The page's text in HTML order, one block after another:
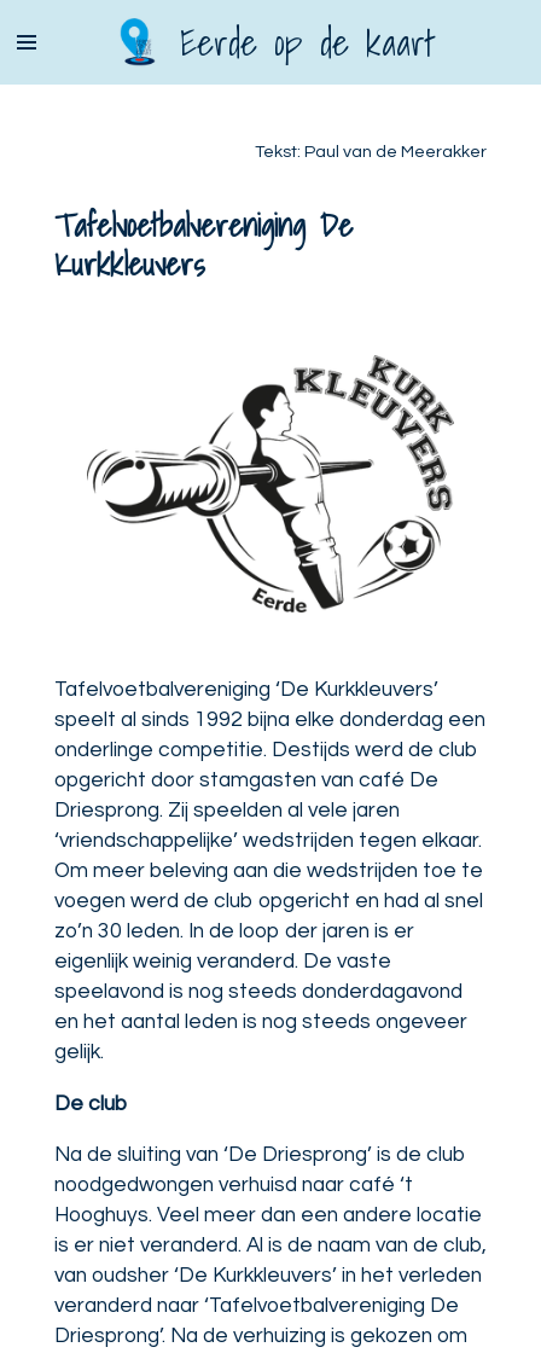
direct
naar
Eerde op de kaart
Tekst: Paul van de Meerakker
Tafelvoetbalvereniging De
Kurkkleuvers
Tafelvoetbalvereniging ‘De Kurkkleuvers’
speelt al sinds 1992 bijna elke donderdag een
onderlinge competitie. Destijds werd de club
opgericht door stamgasten van café De
Driesprong. Zij speelden al vele jaren
‘vriendschappelijke’ wedstrijden tegen elkaar.
Om meer beleving aan die wedstrijden toe te
voegen werd de club opgericht en had al snel
zo’n 30 leden. In de loop der jaren is er
eigenlijk weinig veranderd. De vaste
speelavond is nog steeds donderdagavond
en het aantal leden is nog steeds ongeveer
gelijk.
De club
Na de sluiting van ‘De Driesprong’ is de club
noodgedwongen verhuisd naar café ‘t
Hooghuys. Veel meer dan een andere locatie
is er niet veranderd. Al is de naam van de club,
van oudsher ‘De Kurkkleuvers’ in het verleden
veranderd naar ‘Tafelvoetbalvereniging De
Driesprong’. Na de verhuizing is gekozen om